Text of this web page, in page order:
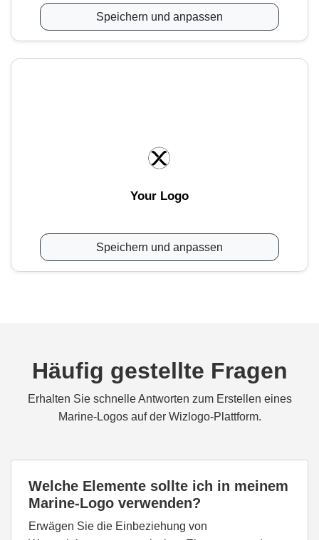
Speichern und anpassen
Your Logo
Speichern und anpassen
Häufig gestellte Fragen
Erhalten Sie schnelle Antworten zum Erstellen eines
Marine-Logos auf der Wizlogo-Plattform.
Welche Elemente sollte ich in meinem
Marine-Logo verwenden?
Erwägen Sie die Einbeziehung von